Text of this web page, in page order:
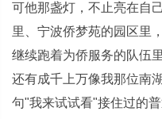
可他那盏灯，不止亮在自
里、宁波侨梦苑的园区里
继续跑着为侨服务的队伍
还有成千上万像我那位南
句"我来试试看"接住过的